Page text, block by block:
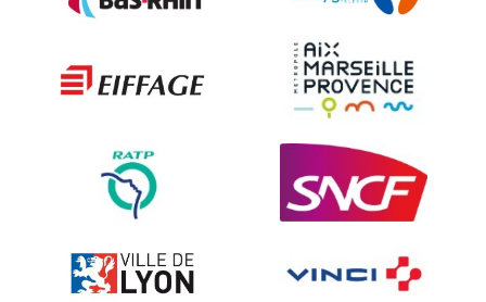
The deterrent techniques
Ville fleurie, village fleuri
On-board road signs